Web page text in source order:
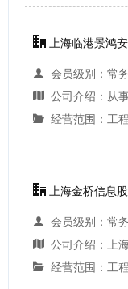
上海临港景鸿
会员级别：常
公司介绍：从事安防设备科技、消防技术、计算机科技、自动化科技、通讯
经营范围：工
上海金桥信息
会员级别：常
公司介绍：上海金桥信息股份有限公司于1994年8月成立，注册资金23332.5万
经营范围：工